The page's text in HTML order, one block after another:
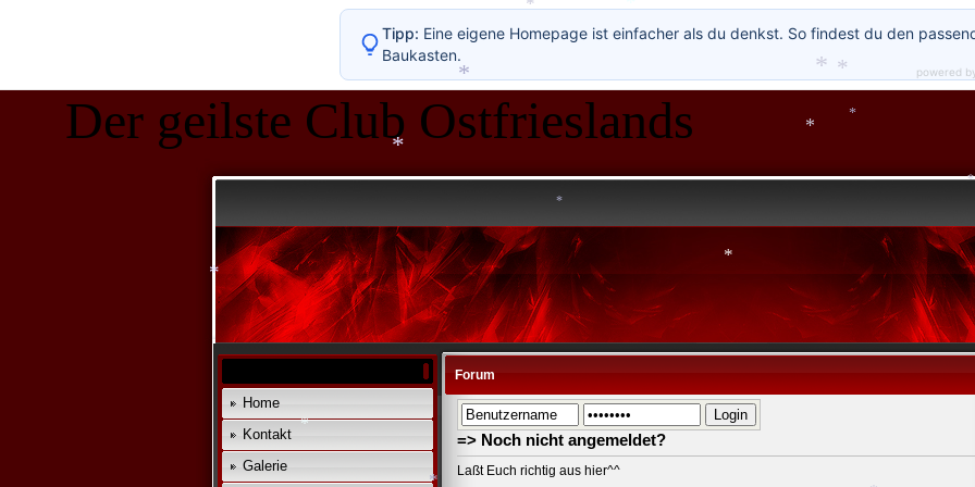
Der geilste Club Ostfrieslands
Home
Kontakt
Galerie
Forum
=> Noch nicht angemeldet?
Laßt Euch richtig aus hier^^
Tipp: Eine eigene Homepage ist einfacher als du denkst. So findest du den
Baukasten.
powered
*
*
*
*
*